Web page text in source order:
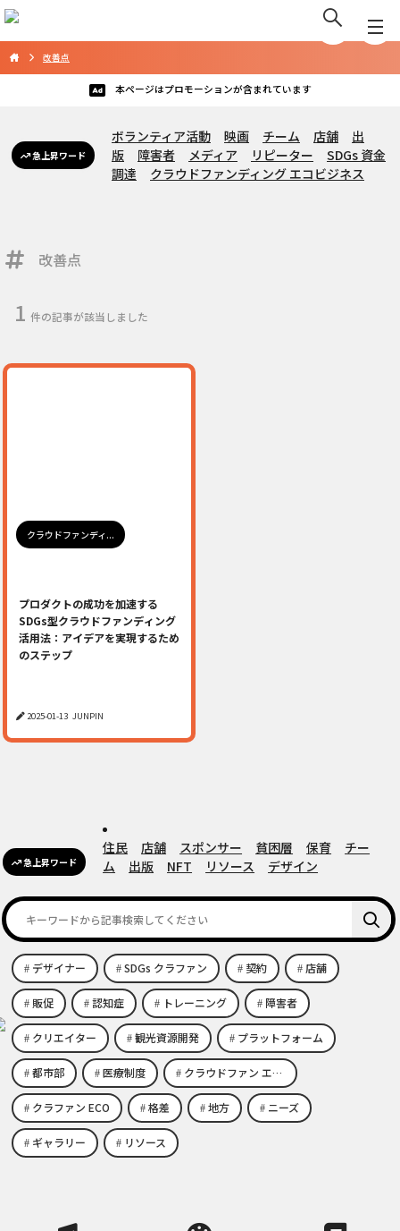
改善点
本ページはプロモーションが含まれています
急上昇ワード
ボランティア活動 映画 チーム 店舗
出
版
障害者 メディア リピーター
SDGs 資金
調達
クラウドファンディング エコビジネス
改善点
1 件の記事が該当しました
クラウドファンディ...
プロダクトの成功を加速する
SDGs型クラウドファンディング
活用法：アイデアを実現するため
のステップ
2025-01-13 JUNPIN
急上昇ワード
住民 店舗 スポンサー 貧困層 保育
チー
ム
出版 NFT リソース デザイン
デザイナー SDGs クラファン 契約 店舗
販促 認知症 トレーニング 障害者
クリエイター 観光資源開発 プラットフォーム
都市部 医療制度 クラウドファン エコビジネス
クラファン ECO 格差 地方 ニーズ
ギャラリー リソース